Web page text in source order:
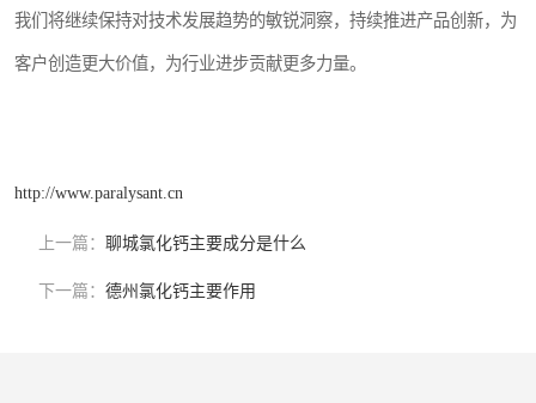
我们将继续保持对技术发展趋势的敏锐洞察，持续推进产品创新，为
客户创造更大价值，为行业进步贡献更多力量。
http://www.paralysant.cn
上一篇： 聊城氯化钙主要成分是什么
下一篇： 德州氯化钙主要作用